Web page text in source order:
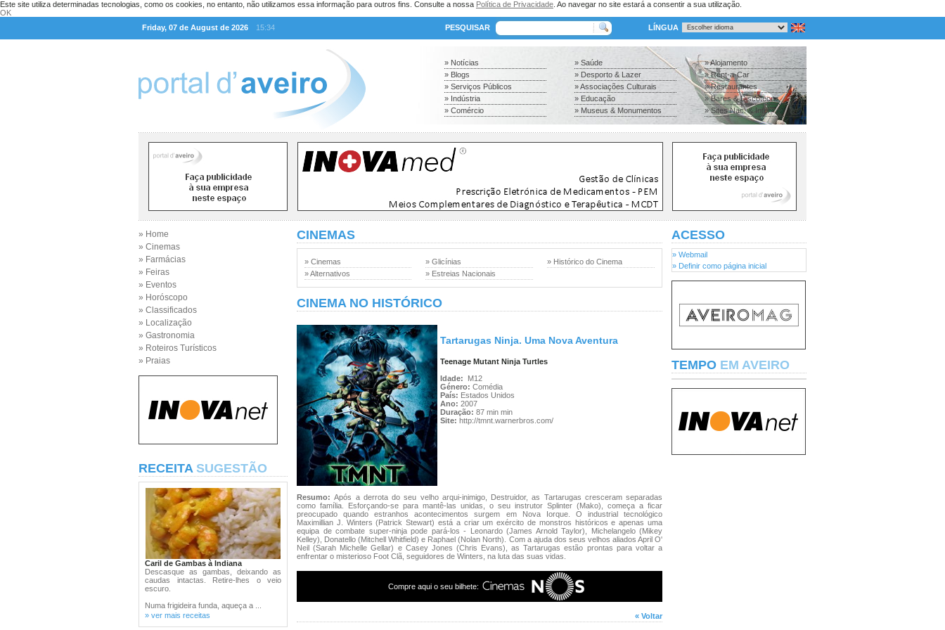
Este site utiliza determinadas tecnologias, como os cookies, no entanto, não utilizamos essa informação para outros fins. Consulte a nossa Política de Privacidade . Ao navegar no site estará a consentir a sua utilização.
OK
Friday, 07 de August de 2026
15:34 PESQUISAR LÍNGUA
» Notícias
» Blogs
» Serviços Públicos
» Indústria
» Comércio
» Saúde
» Desporto & Lazer
» Associações Culturais
» Educação
» Museus & Monumentos
» Alojamento
» Rent-a-Car
» Restaurantes
» Bares & Discotecas
» Sites Nac. & Inter.
» Home
» Cinemas
» Farmácias
» Feiras
» Eventos
» Horóscopo
» Classificados
» Localização
» Gastronomia
» Roteiros Turísticos
» Praias
RECEITA SUGESTÃO
Caril de Gambas à Indiana
Descasque as gambas, deixando as
caudas intactas. Retire-lhes o veio
escuro.
Numa frigideira funda, aqueça a ...
» ver mais receitas
CINEMAS
» Cinemas
» Alternativos
» Glicínias
» Estreias Nacionais
» Histórico do Cinema
CINEMA NO HISTÓRICO
Tartarugas Ninja. Uma Nova Aventura
Teenage Mutant Ninja Turtles
Idade:
M12
Género: Comédia
País: Estados Unidos
Ano: 2007
Duração: 87 min min
Site: http://tmnt.warnerbros.com/
Resumo:Após a derrota do seu velho arqui-inimigo, Destruidor, as Tartarugas cresceram separadas
como família. Esforçando-se para mantê-las unidas, o seu instrutor Splinter (Mako), começa a ficar
preocupado quando estranhos acontecimentos surgem em Nova Iorque. O industrial tecnológico
Maximillian J. Winters (Patrick Stewart) está a criar um exército de monstros históricos e apenas uma
equipa de combate super-ninja pode pará-los - Leonardo (James Arnold Taylor), Michelangelo (Mikey
Kelley), Donatello (Mitchell Whitfield) e Raphael (Nolan North). Com a ajuda dos seus velhos aliados April O'
Neil (Sarah Michelle Gellar) e Casey Jones (Chris Evans), as Tartarugas estão prontas para voltar a
enfrentar o misterioso Foot Clã, seguidores de Winters, na luta das suas vidas.
Compre aqui o seu bilhete:
« Voltar
ACESSO
» Webmail
» Definir como página inicial
TEMPO EM AVEIRO